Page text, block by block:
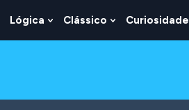
Lógica Show
Submenu
Clássico Show
Submenu